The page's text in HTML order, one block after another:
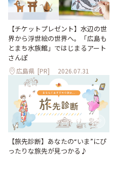
【チケットプレゼント】水辺の世
界から浮世絵の世界へ。「広島も
とまち水族館」ではじまるアート
さんぽ
広島県 [PR] 2026.07.31
【旅先診断】あなたの“いま”にぴ
ったりな旅先が見つかる♪